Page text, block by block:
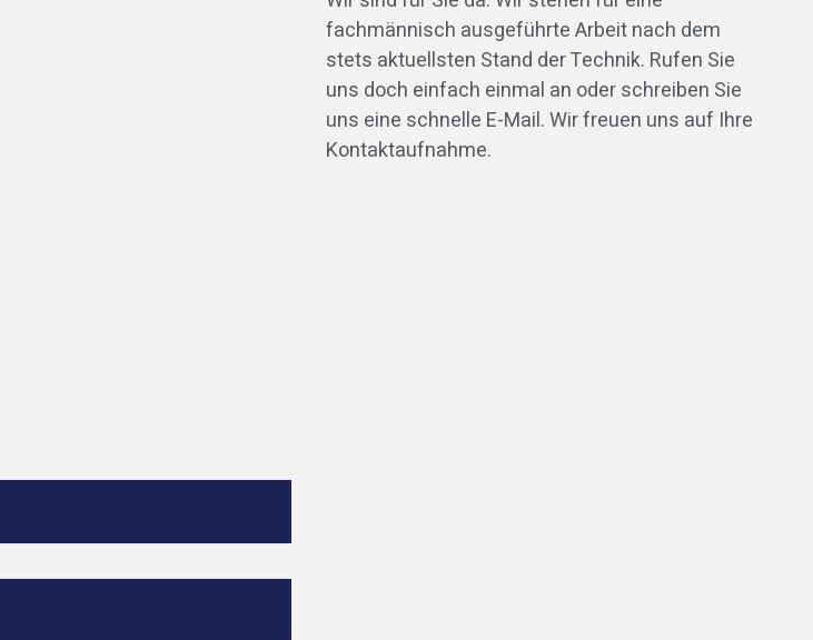
fachmännisch ausgeführte Arbeit nach dem
stets aktuellsten Stand der Technik. Rufen Sie
uns doch einfach einmal an oder schreiben Sie
uns eine schnelle E-Mail. Wir freuen uns auf Ihre
Kontaktaufnahme.